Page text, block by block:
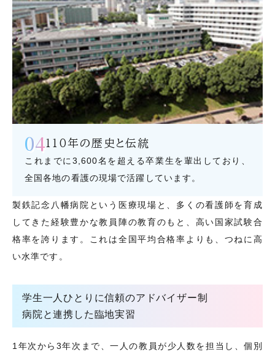
04110年の歴史と伝統
これまでに3,600名を超える卒業生を輩出しており、
全国各地の看護の現場で活躍しています。
製鉄記念八幡病院という医療現場と、多くの看護師を育成
してきた経験豊かな教員陣の教育のもと、高い国家試験合
格率を誇ります。これは全国平均合格率よりも、つねに高
い水準です。
学生一人ひとりに信頼のアドバイザー制
病院と連携した臨地実習
1年次から3年次まで、一人の教員が少人数を担当し、個別